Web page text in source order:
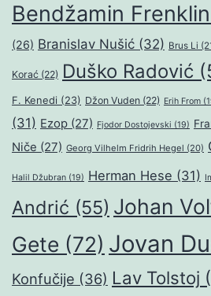
Bendžamin Frenklin
(26) Branislav Nušić (32) Brus Li
Korać (22) Duško Radović
F. Kenedi (23) Džon Vuden (22) Erih From
(31) Ezop (27) Fjodor Dostojevski (19)
Niče (27) Georg Vilhelm Fridrih Hegel (20)
Halil Džubran (19) Herman Hese (31)
Andrić (55) Johan
Gete (72) Jovan
Konfučije (36) Lav Tolstoj